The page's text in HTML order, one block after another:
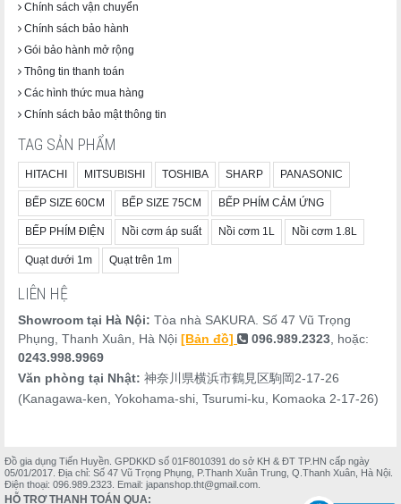
Chính sách vận chuyển
Chính sách bảo hành
Gói bảo hành mở rộng
Thông tin thanh toán
Các hình thức mua hàng
Chính sách bảo mật thông tin
TAG SẢN PHẨM
HITACHI MITSUBISHI TOSHIBA SHARP PANASONIC
BẾP SIZE 60CM BẾP SIZE 75CM BẾP PHÍM CẢM ỨNG
BẾP PHÍM ĐIỆN Nồi cơm áp suất Nồi cơm 1L Nồi cơm 1.8L
Quạt dưới 1m Quạt trên 1m
LIÊN HỆ
Showroom tại Hà Nội: Tòa nhà SAKURA. Số 47 Vũ Trọng
Phụng, Thanh Xuân, Hà Nội [Bản đồ] 096.989.2323 , hoặc:
0243.998.9969
Văn phòng tại Nhật: 神奈川県横浜市鶴見区駒岡2-17-26
(Kanagawa-ken, Yokohama-shi, Tsurumi-ku, Komaoka 2-17-26)
Đồ gia dụng Tiến Huyền. GPDKKD số 01F8010391 do sở KH & ĐT TP.HN cấp ngày
05/01/2017. Địa chỉ: Số 47 Vũ Trọng Phụng, P.Thanh Xuân Trung, Q.Thanh Xuân, Hà Nội.
Điện thoại: 096.989.2323. Email: japanshop.tht@gmail.com.
HỖ TRỢ THANH TOÁN QUA: